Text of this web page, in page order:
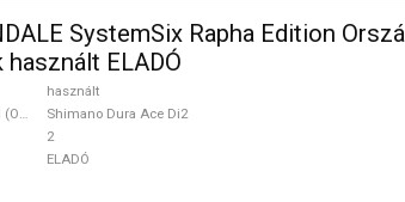
SystemSix Rapha Edition
ELADÓ
használt
Alkatrészcsalád (Outi)
Shimano Dura Ace Di2
2
ELADÓ